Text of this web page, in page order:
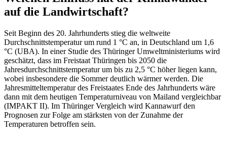
auf die Landwirtschaft?
Seit Beginn des 20. Jahrhunderts stieg die weltweite
Durchschnittstemperatur um rund 1 °C an, in Deutschland um 1,6
°C (UBA). In einer Studie des Thüringer Umweltministeriums wird
geschätzt, dass im Freistaat Thüringen bis 2050 die
Jahresdurchschnittstemperatur um bis zu 2,5 °C höher liegen kann,
wobei insbesondere die Sommer deutlich wärmer werden. Die
Jahresmitteltemperatur des Freistaates Ende des Jahrhunderts wäre
dann mit dem heutigen Temperaturniveau von Mailand vergleichbar
(IMPAKT II). Im Thüringer Vergleich wird Kannawurf den
Prognosen zur Folge am stärksten von der Zunahme der
Temperaturen betroffen sein.